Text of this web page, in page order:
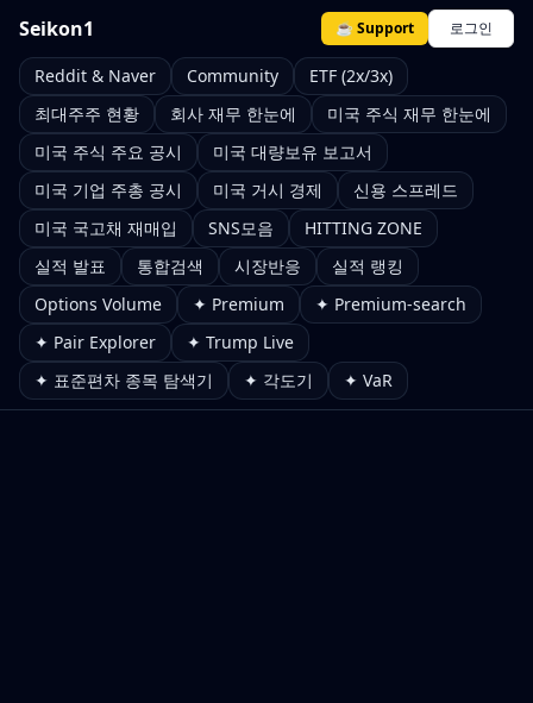
Seikon1 ☕ Support 로그인
Reddit & Naver Community
ETF (2x/3x)
최대주주 현황
회사 재무 한눈에
미국 주식 재무 한눈에
미국 주식 주요 공시
미국 대량보유 보고서
미국 기업 주총 공시
미국 거시 경제
신용 스프레드
미국 국고채 재매입
SNS모음
HITTING ZONE
실적 발표
통합검색 시장반응
실적 랭킹
Options Volume
✦ Premium
✦ Premium-search
✦ Pair Explorer
✦ Trump Live
✦ 표준편차 종목 탐색기
✦ 각도기 ✦ VaR